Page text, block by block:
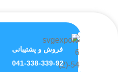
فروش و پشتیبانی
041-338-339-92